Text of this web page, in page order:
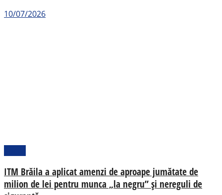
10/07/2026
ITM Brăila a aplicat amenzi de aproape jumătate de
milion de lei pentru munca „la negru” și nereguli de